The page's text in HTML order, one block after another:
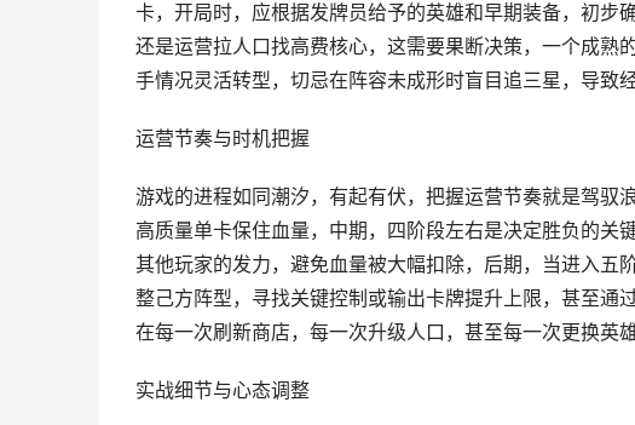
卡，开局时，应根据发牌员给予的英雄和早期装备，初步
还是运营拉人口找高费核心，这需要果断决策，一个成熟
手情况灵活转型，切忌在阵容未成形时盲目追三星，导致经
运营节奏与时机把握
游戏的进程如同潮汐，有起有伏，把握运营节奏就是驾驭
高质量单卡保住血量，中期，四阶段左右是决定胜负的
其他玩家的发力，避免血量被大幅扣除，后期，当进入五
整己方阵型，寻找关键控制或输出卡牌提升上限，甚至通
在每一次刷新商店，每一次升级人口，甚至每一次更换英
实战细节与心态调整